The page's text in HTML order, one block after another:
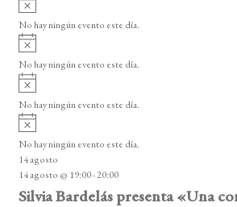
o
v
i
o
No hay ningún evento este día.
A
v
i
o
No hay ningún evento este día.
A
v
i
o
No hay ningún evento este día.
A
v
i
s
o
No hay ningún evento este día.
14 agosto
14 agosto @ 19:00-20:00
Silvia Bardelás presenta «Una